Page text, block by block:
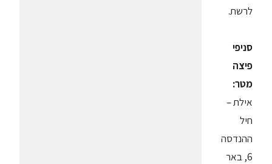
לרשת.
סניפי
פיצה
מטר:
אילת –
חיל
ההנדסה
6, באר